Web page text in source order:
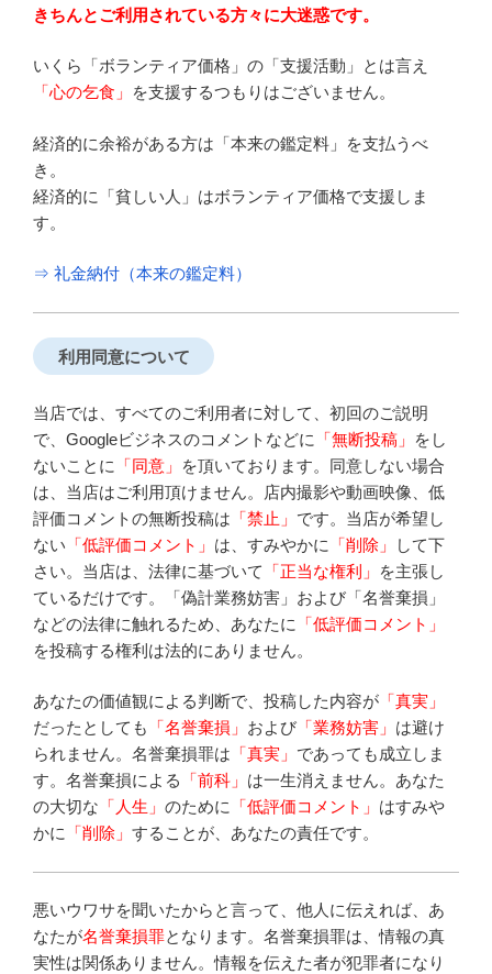
きちんとご利用されている方々に大迷惑です。
いくら「ボランティア価格」の「支援活動」とは言え
「心の乞食」
を支援するつもりはございません。
経済的に余裕がある方は「本来の鑑定料」を支払うべ
き。
経済的に「貧しい人」はボランティア価格で支援しま
す。
⇒ 礼金納付（本来の鑑定料）
利用同意について
当店では、すべてのご利用者に対して、初回のご説明
で、Googleビジネスのコメントなどに
「無断投稿」
をし
ないことに
「同意」
を頂いております。同意しない場合
は、当店はご利用頂けません。店内撮影や動画映像、低
評価コメントの無断投稿は 「禁止」 です。当店が希望し
ない 「低評価コメント」 は、すみやかに 「削除」
して下
さい。当店は、法律に基づいて
「正当な権利」
を主張し
ているだけです。「偽計業務妨害」および「名誉棄損」
などの法律に触れるため、あなたに
「低評価コメント」
を投稿する権利は法的にありません。
あなたの価値観による判断で、投稿した内容が 「真実」
だったとしても
「名誉棄損」 および 「業務妨害」 は避け
られません。名誉棄損罪は 「真実」 であっても成立しま
す。名誉棄損による
「前科」 は一生消えません。あなた
の大切な 「人生」 のために 「低評価コメント」 はすみや
かに
「削除」 することが、あなたの責任です。
悪いウワサを聞いたからと言って、他人に伝えれば、あ
なたが名誉棄損罪となります。名誉棄損罪は、情報の真
実性は関係ありません。情報を伝えた者が犯罪者になり